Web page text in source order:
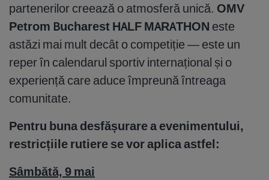
partenerilor creează o atmosferă unică. OMV
Petrom Bucharest HALF MARATHON este
astăzi mai mult decât o competiție — este un
reper în calendarul sportiv internațional și o
experiență care aduce împreună întreaga
comunitate.
Pentru buna desfășurare a evenimentului,
restricțiile rutiere se vor aplica astfel:
Sâmbătă, 9 mai